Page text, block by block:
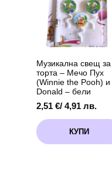
Музикална свещ за
торта – Мечо Пух
(Winnie the Pooh) и
Donald – бели
2,51 €/ 4,91 лв.
КУПИ